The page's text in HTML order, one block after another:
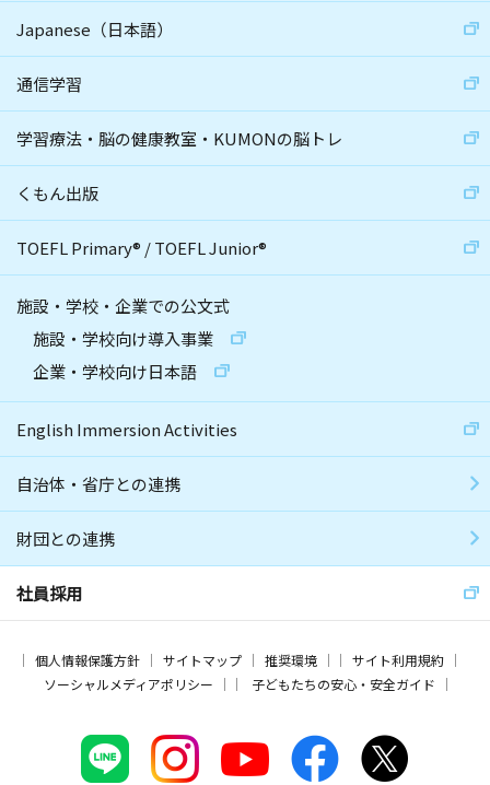
Japanese（日本語）
通信学習
学習療法・脳の健康教室・KUMONの脳トレ
くもん出版
TOEFL Primary® /TOEFL Junior®
施設・学校・企業での公文式
施設・学校向け導入事業
企業・学校向け日本語
English Immersion Activities
自治体・省庁との連携
財団との連携
社員採用
個人情報保護方針 サイトマップ 推奨環境
サイト利用規約
ソーシャルメディアポリシー
子どもたちの安心・安全ガイド